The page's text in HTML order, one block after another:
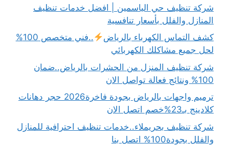
شركة تنظيف حي الياسمين | افضل خدمات تنظيف
المنازل والفلل بأسعار تنافسية
كشف التماس الكهرباء بالرياض
..فني متخصص 100%
لحل جميع مشاكلك الكهربائي
شركة تنظيف المنزل من الحشرات بالرياض..ضمان
100% ونتائج فعالة تواصل الان
ترميم واجهات بالرياض بجودة فاخرة2026 حجر دهانات
كلادينج بـ23%خصم اتصل الان
شركة تنظيف بحريملاء..خدمات تنظيف احترافية للمنازل
والفلل بجودة100% اتصل بنا